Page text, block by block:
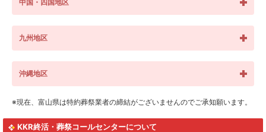
中国・四国地区
九州地区
沖縄地区
※現在、富山県は特約葬祭業者の締結がございませんのでご承知願います。
KKR終活・葬祭コールセンターについて